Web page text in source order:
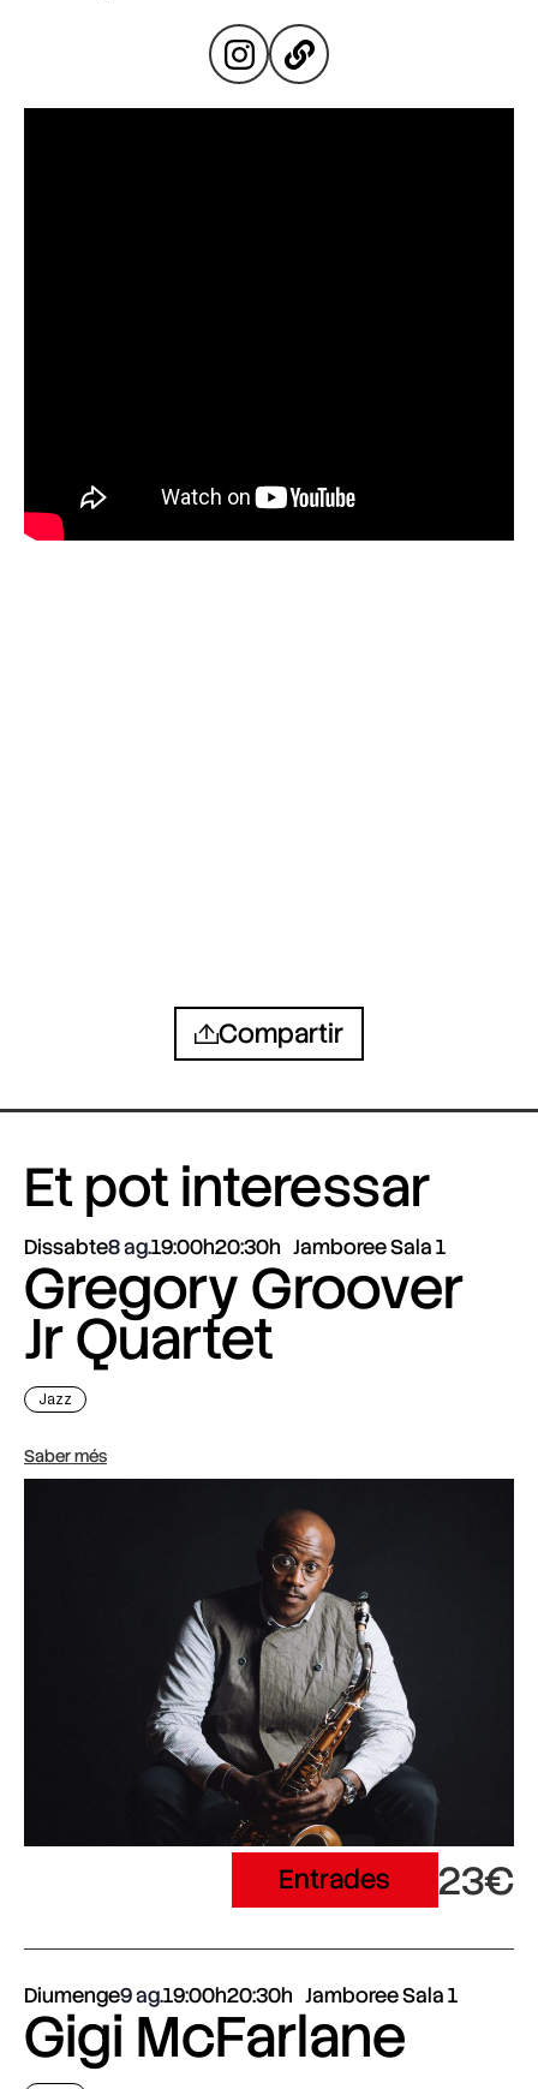
Compartir
Et pot interessar
Dissabte8 ag.19:00h20:30h Jamboree Sala 1
Gregory Groover
Jr Quartet
Jazz
Saber més
Entrades 23€
Diumenge9 ag.19:00h20:30h Jamboree Sala 1
Gigi McFarlane